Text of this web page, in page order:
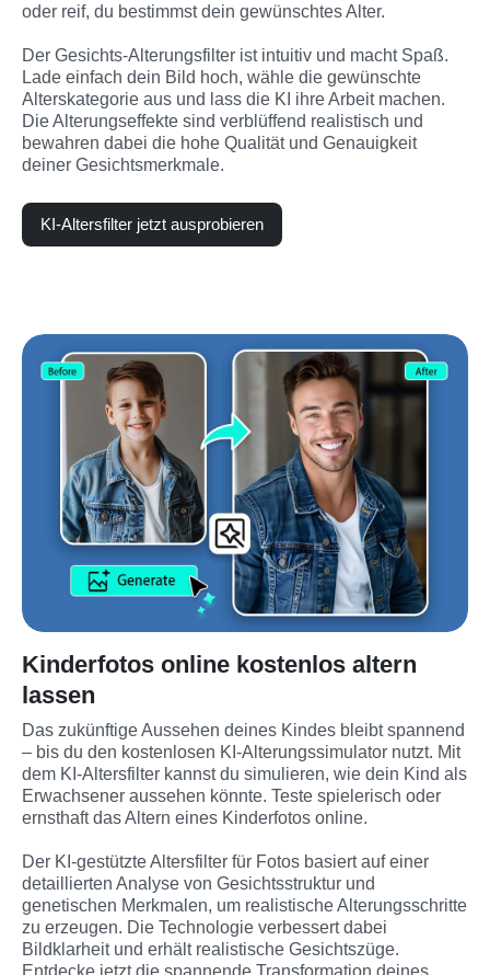
oder reif, du bestimmst dein gewünschtes Alter.
Der Gesichts-Alterungsfilter ist intuitiv und macht Spaß.
Lade einfach dein Bild hoch, wähle die gewünschte
Alterskategorie aus und lass die KI ihre Arbeit machen.
Die Alterungseffekte sind verblüffend realistisch und
bewahren dabei die hohe Qualität und Genauigkeit
deiner Gesichtsmerkmale.
KI-Altersfilter jetzt ausprobieren
Kinderfotos online kostenlos altern
lassen
Das zukünftige Aussehen deines Kindes bleibt spannend
– bis du den kostenlosen KI-Alterungssimulator nutzt. Mit
dem KI-Altersfilter kannst du simulieren, wie dein Kind als
Erwachsener aussehen könnte. Teste spielerisch oder
ernsthaft das Altern eines Kinderfotos online.
Der KI-gestützte Altersfilter für Fotos basiert auf einer
detaillierten Analyse von Gesichtsstruktur und
genetischen Merkmalen, um realistische Alterungsschritte
zu erzeugen. Die Technologie verbessert dabei
Bildklarheit und erhält realistische Gesichtszüge.